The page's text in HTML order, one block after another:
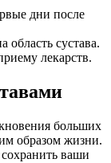
дни после
область сустава.
лекарств.
больших
образом жизни.
ваши